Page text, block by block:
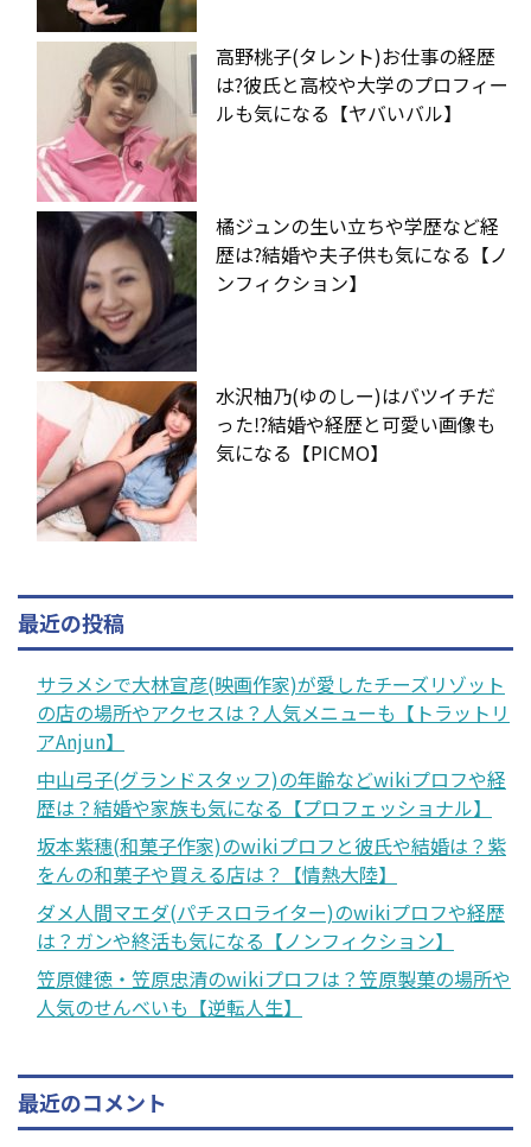
高野桃子(タレント)お仕事の経歴
は?彼氏と高校や大学のプロフィー
ルも気になる【ヤバいバル】
橘ジュンの生い立ちや学歴など経
歴は?結婚や夫子供も気になる【ノ
ンフィクション】
水沢柚乃(ゆのしー)はバツイチだ
った⁉︎結婚や経歴と可愛い画像も
気になる【PICMO】
最近の投稿
サラメシで大林宣彦(映画作家)が愛したチーズリゾット
の店の場所やアクセスは？人気メニューも【トラットリ
アAnjun】
中山弓子(グランドスタッフ)の年齢などwikiプロフや経
歴は？結婚や家族も気になる【プロフェッショナル】
坂本紫穗(和菓子作家)のwikiプロフと彼氏や結婚は？紫
をんの和菓子や買える店は？【情熱大陸】
ダメ人間マエダ(パチスロライター)のwikiプロフや経歴
は？ガンや終活も気になる【ノンフィクション】
笠原健徳・笠原忠清のwikiプロフは？笠原製菓の場所や
人気のせんべいも【逆転人生】
最近のコメント